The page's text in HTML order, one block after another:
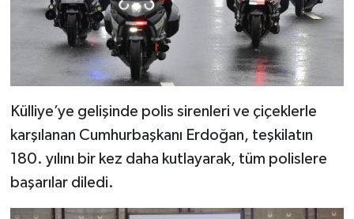
Külliye’ye gelişinde polis sirenleri ve çiçeklerle
karşılanan Cumhurbaşkanı Erdoğan, teşkilatın
180. yılını bir kez daha kutlayarak, tüm polislere
başarılar diledi.